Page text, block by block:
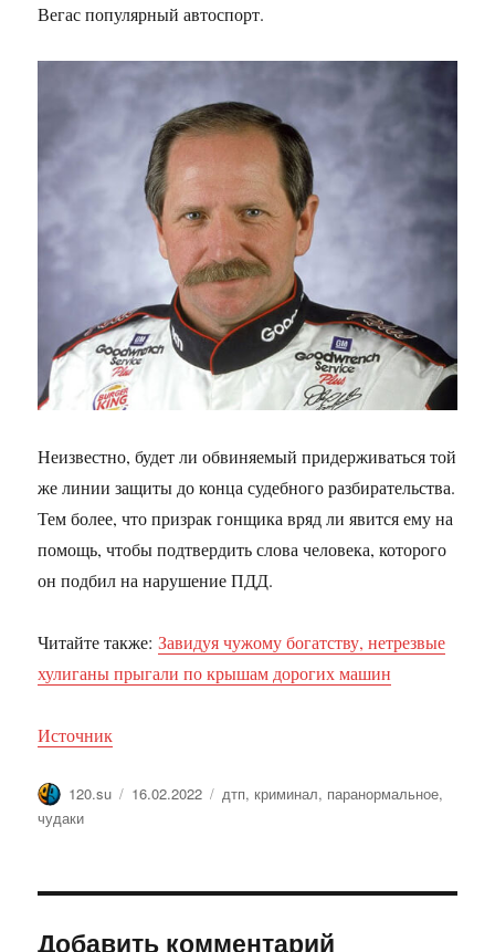
Вегас популярный автоспорт.
Неизвестно, будет ли обвиняемый придерживаться той
же линии защиты до конца судебного разбирательства.
Тем более, что призрак гонщика вряд ли явится ему на
помощь, чтобы подтвердить слова человека, которого
он подбил на нарушение ПДД.
Читайте также:Завидуя чужому богатству, нетрезвые
хулиганы прыгали по крышам дорогих машин
Источник
Автор
120.su Опубликовано
16.02.2022 Метки
дтп, криминал, паранормальное,
чудаки
Добавить комментарий